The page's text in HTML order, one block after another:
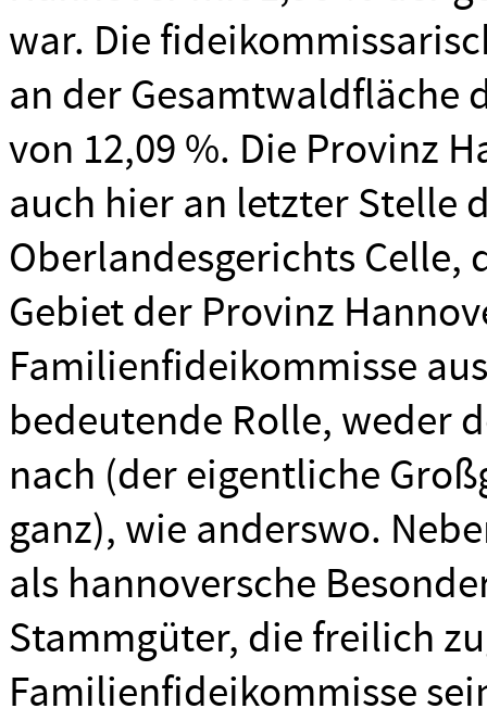
war. Die
an der Gesamtwaldfläche
von 12,09 %. Die Provinz
auch hier an letzter Stelle
Oberlandesgerichts
Gebiet der Provinz
Familienfideikommisse
bedeutende Rolle, weder
nach (der eigentliche
ganz), wie anderswo.
als hannoversche
Stammgüter, die freilich
Familienfideikommisse